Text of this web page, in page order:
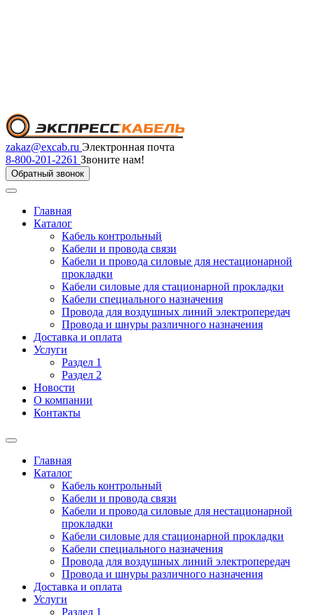
zakaz@excab.ru Электронная почта
8-800-201-2261 Звоните нам!
Обратный звонок
Главная
Каталог
Кабель контрольный
Кабели и провода связи
Кабели и провода силовые для нестационарной
прокладки
Кабели силовые для стационарной прокладки
Кабели специального назначения
Провода для воздушных линий электропередач
Провода и шнуры различного назначения
Доставка и оплата
Услуги
Раздел 1
Раздел 2
Новости
О компании
Контакты
Главная
Каталог
Кабель контрольный
Кабели и провода связи
Кабели и провода силовые для нестационарной
прокладки
Кабели силовые для стационарной прокладки
Кабели специального назначения
Провода для воздушных линий электропередач
Провода и шнуры различного назначения
Доставка и оплата
Услуги
Раздел 1